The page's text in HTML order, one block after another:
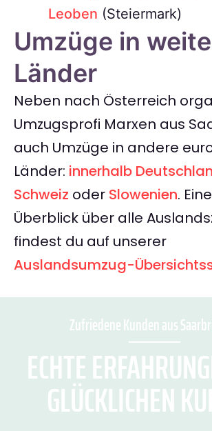
Leoben (Steiermark)
Umzüge in
Länder
Neben nach Österreich
Umzugsprofi Marxen aus
auch Umzüge in andere
Länder: innerhalb
Schweiz oder Slowenien.
Überblick über alle
findest du auf unserer
Auslandsumzug-
Zufriedene Kunden aus
ECHTE
GLÜCKLICHEN